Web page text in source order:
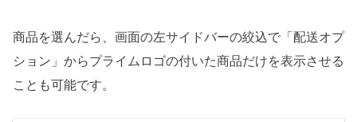
商品を選んだら、画面の左サイドバーの絞込で「配送オプ
ション」からプライムロゴの付いた商品だけを表示させる
ことも可能です。